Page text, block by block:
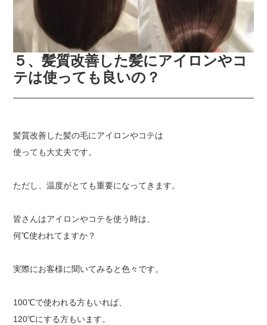
５、髪質改善した髪にアイロンやコ
テは使っても良いの？
髪質改善した髪の毛にアイロンやコテは
使っても大丈夫です。
ただし、温度がとても重要になってきます。
皆さんはアイロンやコテを使う時は、
何℃使われてますか？
実際にお客様に聞いてみると色々です。
100℃で使われる方もいれば、
120℃にする方もいます。